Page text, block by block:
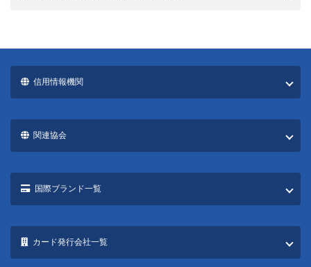
信用情報機関
関連協会
国際ブランド一覧
カード発行会社一覧